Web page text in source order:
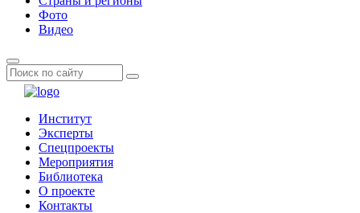
Фото
Видео
Институт
Эксперты
Спецпроекты
Мероприятия
Библиотека
О проекте
Контакты